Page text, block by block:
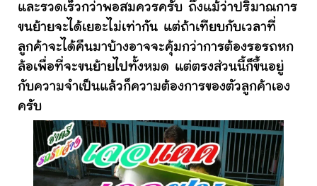
และรวดเร็วกว่าพอสมควรครับ ถึงแม้ว่าปริมาณการ
ขนย้ายจะได้เยอะไม่เท่ากัน แต่ถ้าเทียบกับเวลาที่
ลูกค้าจะได้คืนมาบ้างอาจจะคุ้มกว่าการต้องรอรถหก
ล้อเพื่อที่จะขนย้ายไปทั้งหมด แต่ตรงส่วนนี้ก็ขึ้นอยู่
กับความจำเป็นแล้วก็ความต้องการของตัวลูกค้าเอง
ครับ